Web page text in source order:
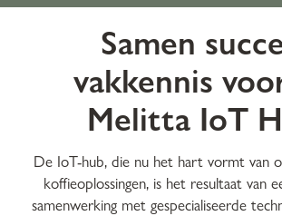
Samen
vakkennis
Melitta IoT
De IoT-hub, die nu het hart vormt van
koffieoplossingen, is het resultaat van
samenwerking met gespecialiseerde